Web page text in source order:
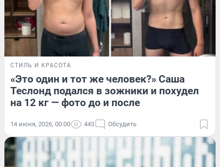
СТИЛЬ И КРАСОТА
«Это один и тот же человек?» Саша
Теслонд подался в зожники и похудел
на 12 кг — фото до и после
14 июня, 2026, 00:00 443 Обсудить